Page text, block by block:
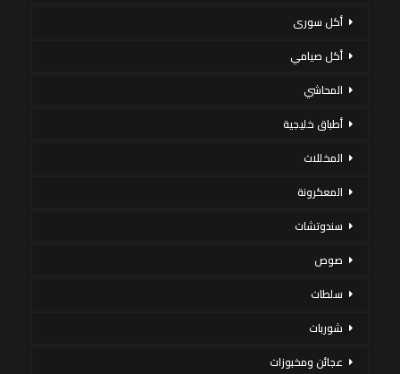
أكل سورى
أكل صيامي
المحاشي
أطباق خليجية
المخللات
المعكرونة
سندوتشات
صوص
سلطات
شوربات
عجائن ومخبوزات